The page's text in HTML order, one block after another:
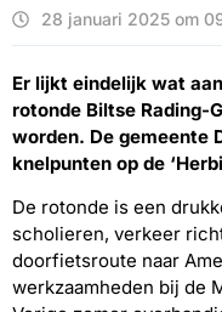
28 januari 2025 om
Er lijkt eindelijk wat
rotonde Biltse Rading-
worden. De gemeente
knelpunten op de
De rotonde is een
scholieren, verkeer
doorfietsroute naar
werkzaamheden bij de